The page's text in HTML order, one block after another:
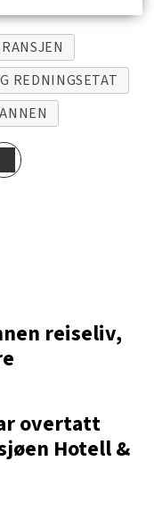
REDNINGSETAT
reiseliv,
overtatt
Hotell &